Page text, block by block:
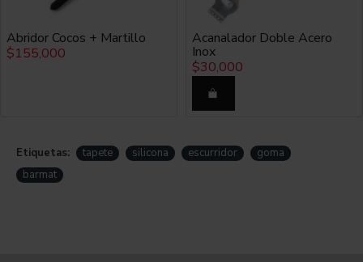
Abridor Cocos + Martillo
$155,000
Acanalador Doble Acero
Inox
$30,000
Etiquetas: tapete silicona escurridor
goma
barmat